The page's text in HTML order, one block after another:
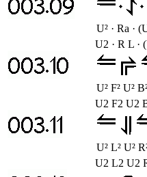
U² · Ra ·
U2 · R L ·
U² F² U²
U2 F2 U2
U² L² U²
U2 L2 U2